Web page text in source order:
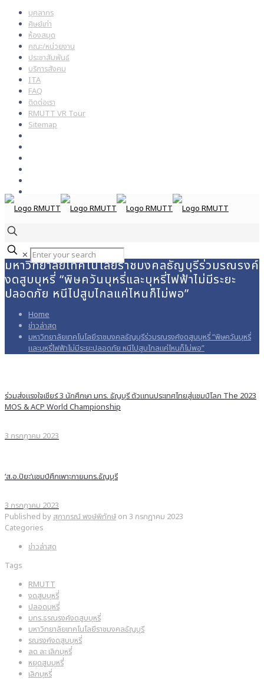
บุคลากร
ศิษย์เก่า
ห้องสมุด
คณะ/หน่วยงาน
ประชาสัมพันธ์
บริการสังคม
ITA
FAQ
ติดต่อเรา
RMUTT VR Tour
Sitemap
✕
มหาวิทยาลัยเทคโนโลยีราชมงคลธัญบุรีร่วมรณรงค์
งดสูบบุหรี่ “พิษควันบุหรี่และบุหรี่ไฟฟ้าไม่มีระยะ
ปลอดภัย หนีไปสูบไกลแค่ไหนก็ไม่พอ”
Home
ข่าวล่าสุด
มหาวิทยาลัยเทคโนโลยีราชมงคลธัญบุรีร่วมรณรงค์งดสูบบุหรี่ “พิษควันบุหรี่
และบุหรี่ไฟฟ้าไม่มีระยะปลอดภัย หนีไปสูบไกลแค่ไหนก็ไม่พอ”
ร่วมส่งแรงใจเชียร์ 3 นักศึกษา มทร. ธัญบุรี ตัวแทนประเทศไทยสู่แชมป์โลก The 2023
MOS & ACP World Championship
3 กรกฎาคม 2023
‘ส.อ.ปิยะ’แชมป์ศึกเพาะกายมทร.ธัญบุรี
3 กรกฎาคม 2023
Published by สุภาภรณ์ พงษ์พิทักษ์ on 3 กรกฎาคม 2023
Categories
ข่าวล่าสุด
Tags
RMUTT
งดสูบบุหรี่
ปลอดบุหรี่
มทร.ธรณรงค์งดสูบบุหรี่
มหาวิทยาลัยเทคโนโลยีราชมงคลธัญบุรี
รณรงค์งดสูบบุหรี่
ลด ละ เลิกบุหรี่
หยุดสูบบุหรี่
เลิกบุหรี่